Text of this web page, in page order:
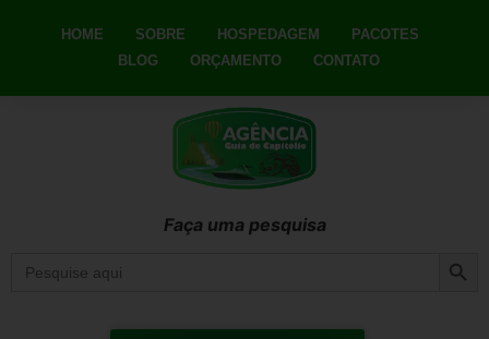
HOME SOBRE HOSPEDAGEM
PACOTES
BLOG
ORÇAMENTO CONTATO
Faça uma pesquisa
for: